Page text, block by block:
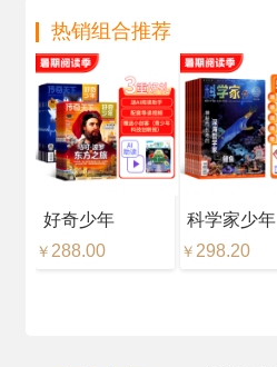
热销组合推荐
好奇少年
￥ 288.00
科学家少年
￥ 298.20